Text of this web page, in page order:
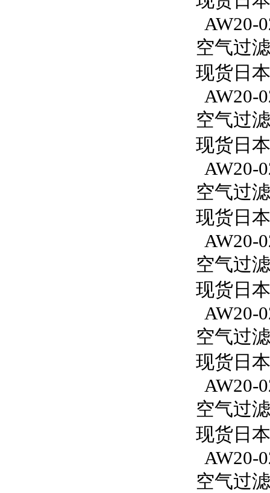
AW20-
空气过
现货日
AW20-
空气过
现货日
AW20-
空气过
现货日
AW20-
空气过
现货日
AW20-
空气过
现货日
AW20-
空气过
现货日
AW20-
空气过